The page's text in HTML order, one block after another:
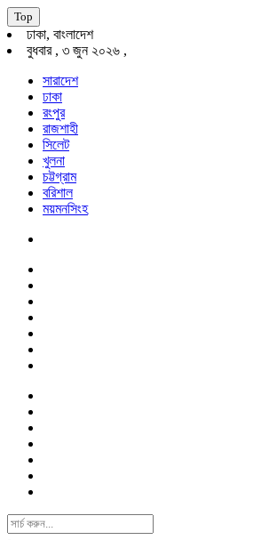
Top
ঢাকা, বাংলাদেশ
বুধবার , ৩ জুন ২০২৬ ,
সারাদেশ
ঢাকা
রংপুর
রাজশাহী
সিলেট
খুলনা
চট্টগ্রাম
বরিশাল
ময়মনসিংহ
Search
For: